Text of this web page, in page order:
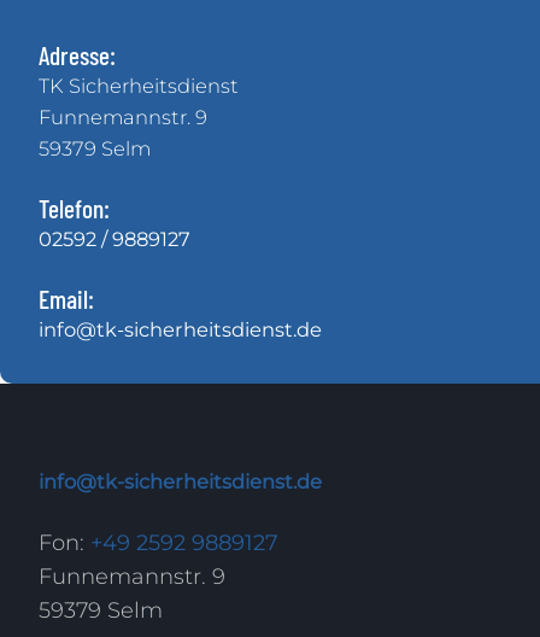
Adresse:
TK Sicherheitsdienst
Funnemannstr. 9
59379 Selm
Telefon:
02592 / 9889127
Email:
info@tk-sicherheitsdienst.de
info@tk-sicherheitsdienst.de
Fon: +49 2592 9889127
Funnemannstr. 9
59379 Selm